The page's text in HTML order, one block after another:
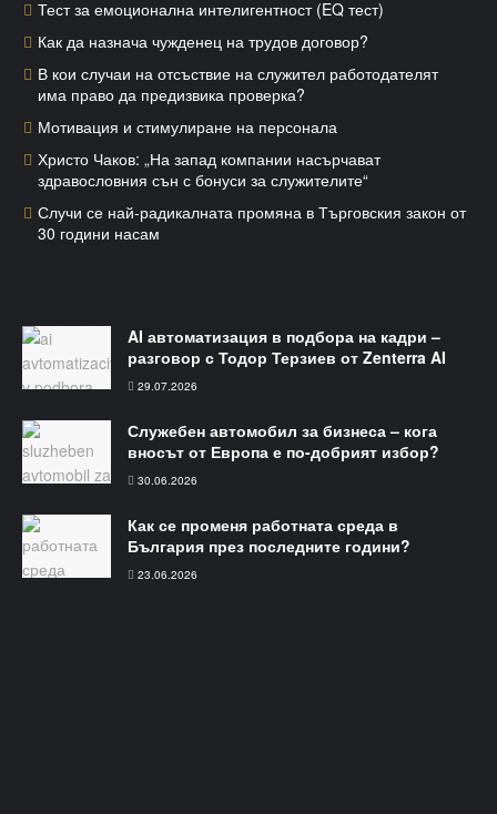
Тест за емоционална интелигентност (EQ тест)
Как да назнача чужденец на трудов договор?
В кои случаи на отсъствие на служител работодателят
има право да предизвика проверка?
Мотивация и стимулиране на персонала
Христо Чаков: „На запад компании насърчават
здравословния сън с бонуси за служителите“
Случи се най-радикалната промяна в Търговския закон от
30 години насам
AI автоматизация в подбора на кадри –
разговор с Тодор Терзиев от Zenterra AI
29.07.2026
Служебен автомобил за бизнеса – кога
вносът от Европа е по-добрият избор?
30.06.2026
Как се променя работната среда в
България през последните години?
23.06.2026